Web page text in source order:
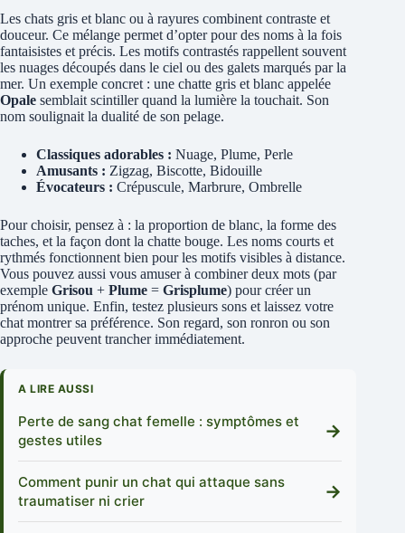
Les chats gris et blanc ou à rayures combinent contraste et
douceur. Ce mélange permet d’opter pour des noms à la fois
fantaisistes et précis. Les motifs contrastés rappellent souvent
les nuages découpés dans le ciel ou des galets marqués par la
mer. Un exemple concret : une chatte gris et blanc appelée
Opale semblait scintiller quand la lumière la touchait. Son
nom soulignait la dualité de son pelage.
Classiques adorables : Nuage, Plume, Perle
Amusants : Zigzag, Biscotte, Bidouille
Évocateurs : Crépuscule, Marbrure, Ombrelle
Pour choisir, pensez à : la proportion de blanc, la forme des
taches, et la façon dont la chatte bouge. Les noms courts et
rythmés fonctionnent bien pour les motifs visibles à distance.
Vous pouvez aussi vous amuser à combiner deux mots (par
exemple Grisou + Plume = Grisplume) pour créer un
prénom unique. Enfin, testez plusieurs sons et laissez votre
chat montrer sa préférence. Son regard, son ronron ou son
approche peuvent trancher immédiatement.
A LIRE AUSSI
Perte de sang chat femelle : symptômes et
gestes utiles
→
Comment punir un chat qui attaque sans
traumatiser ni crier
→